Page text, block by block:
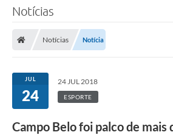
Notícias
Notícias Notícia
JUL
24
24 JUL 2018
ESPORTE
Campo Belo foi palco de mais